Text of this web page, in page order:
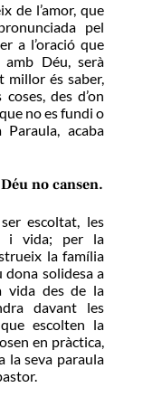
de l’amor, que
pel
a l’oració que
amb Déu, serà
millor és saber,
des d’on
no es fundi o
acaba
no cansen.
escoltat, les
i vida; per la
la família
dona solidesa a
vida des de la
davant les
escolten la
en pràctica,
la seva paraula